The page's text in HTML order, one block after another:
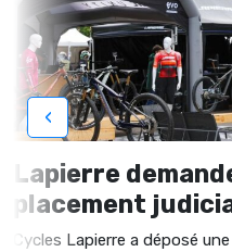
Lapierre
placement
Cycles Lapierre a déposé
‹